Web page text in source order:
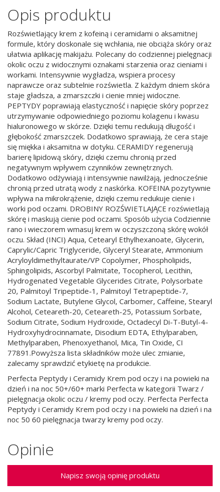
Opis produktu
Rozświetlający krem z kofeiną i ceramidami o aksamitnej
formule, który doskonale się wchłania, nie obciąża skóry oraz
ułatwia aplikację makijażu. Polecany do codziennej pielęgnacji
okolic oczu z widocznymi oznakami starzenia oraz cieniami i
workami. Intensywnie wygładza, wspiera procesy
naprawcze oraz subtelnie rozświetla. Z każdym dniem skóra
staje gładsza, a zmarszczki i cienie mniej widoczne.
PEPTYDY poprawiają elastyczność i napięcie skóry poprzez
utrzymywanie odpowiedniego poziomu kolagenu i kwasu
hialuronowego w skórze. Dzięki temu redukują długość i
głębokość zmarszczek. Dodatkowo sprawiają, że cera staje
się miękka i aksamitna w dotyku. CERAMIDY regenerują
barierę lipidową skóry, dzięki czemu chronią przed
negatywnym wpływem czynników zewnętrznych.
Dodatkowo odżywiają i intensywnie nawilżają, jednocześnie
chronią przed utratą wody z naskórka. KOFEINA pozytywnie
wpływa na mikrokrążenie, dzięki czemu redukuje cienie i
worki pod oczami. DROBINY ROZŚWIETLAJĄCE rozświetlają
skórę i maskują cienie pod oczami. Sposób użycia Codziennie
rano i wieczorem wmasuj krem w oczyszczoną skórę wokół
oczu. Skład (INCI) Aqua, Cetearyl Ethylhexanoate, Glycerin,
Caprylic/Capric Triglyceride, Glyceryl Stearate, Ammonium
Acryloyldimethyltaurate/VP Copolymer, Phospholipids,
Sphingolipids, Ascorbyl Palmitate, Tocopherol, Lecithin,
Hydrogenated Vegetable Glycerides Citrate, Polysorbate
20, Palmitoyl Tripeptide-1, Palmitoyl Tetrapeptide-7,
Sodium Lactate, Butylene Glycol, Carbomer, Caffeine, Stearyl
Alcohol, Ceteareth-20, Ceteareth-25, Potassium Sorbate,
Sodium Citrate, Sodium Hydroxide, Octadecyl Di-T-Butyl-4-
Hydroxyhydrocinnamate, Disodium EDTA, Ethylparaben,
Methylparaben, Phenoxyethanol, Mica, Tin Oxide, CI
77891.Powyższa lista składników może ulec zmianie,
zalecamy sprawdzić etykietę na produkcie.
Perfecta Peptydy i Ceramidy Krem pod oczy i na powieki na
dzień i na noc 50+/60+ marki Perfecta w kategorii Twarz /
pielęgnacja okolic oczu / kremy pod oczy. Perfecta Perfecta
Peptydy i Ceramidy Krem pod oczy i na powieki na dzień i na
noc 50 60 pielęgnacja twarzy kremy pod oczy.
Opinie
Napisz swoją opinię produktu